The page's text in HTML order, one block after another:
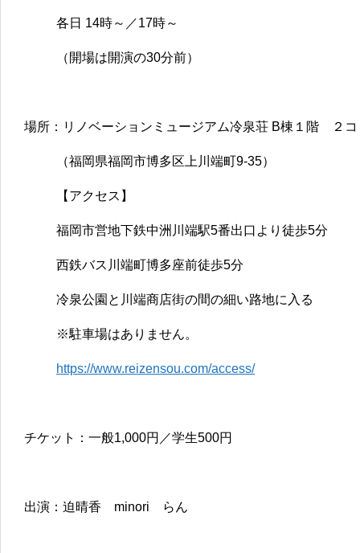
各日 14時～／17時～
（開場は開演の30分前）
場所：リノベーションミュージアム冷泉荘 B棟１階 ２コ
（福岡県福岡市博多区上川端町9-35）
【アクセス】
福岡市営地下鉄中洲川端駅5番出口より徒歩5分
西鉄バス川端町博多座前徒歩5分
冷泉公園と川端商店街の間の細い路地に入る
※駐車場はありません。
https://www.reizensou.com/access/
チケット：一般1,000円／学生500円
出演：迫晴香 minori らん